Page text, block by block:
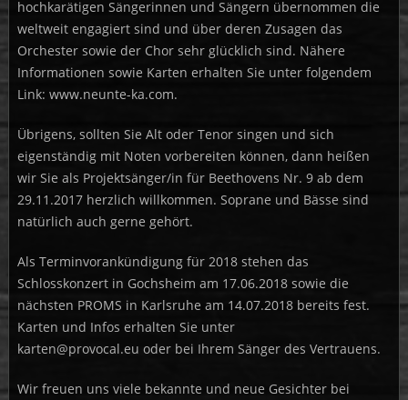
hochkarätigen Sängerinnen und Sängern übernommen die
weltweit engagiert sind und über deren Zusagen das
Orchester sowie der Chor sehr glücklich sind. Nähere
Informationen sowie Karten erhalten Sie unter folgendem
Link: www.neunte-ka.com.
Übrigens, sollten Sie Alt oder Tenor singen und sich
eigenständig mit Noten vorbereiten können, dann heißen
wir Sie als Projektsänger/in für Beethovens Nr. 9 ab dem
29.11.2017 herzlich willkommen. Soprane und Bässe sind
natürlich auch gerne gehört.
Als Terminvorankündigung für 2018 stehen das
Schlosskonzert in Gochsheim am 17.06.2018 sowie die
nächsten PROMS in Karlsruhe am 14.07.2018 bereits fest.
Karten und Infos erhalten Sie unter
karten@provocal.eu oder bei Ihrem Sänger des Vertrauens.
Wir freuen uns viele bekannte und neue Gesichter bei